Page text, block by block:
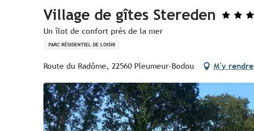
Village de gîtes Stereden
Un îlot de confort près de la mer
PARC RÉSIDENTIEL DE LOISIR
Route du Radôme, 22560 Pleumeur-Bodou M'y rendre